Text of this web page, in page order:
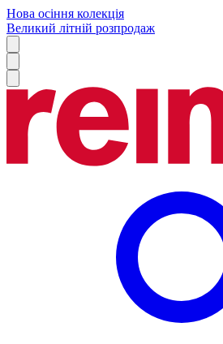
Нова осіння колекція
Великий літній розпродаж